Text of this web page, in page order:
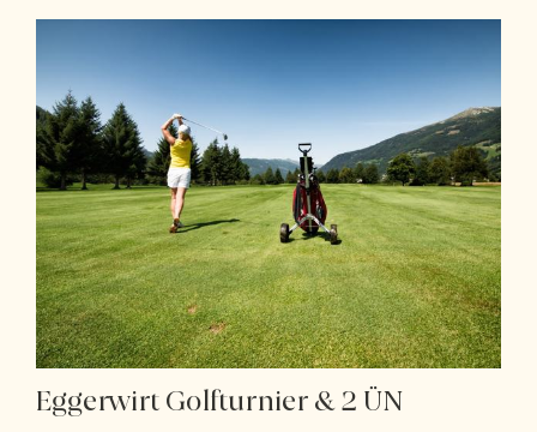
Eggerwirt Golfturnier & 2 ÜN